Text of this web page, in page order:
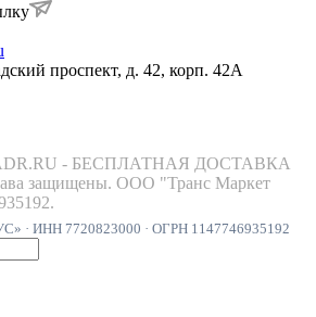
проспект, д. 42, корп. 42А
- БЕСПЛАТНАЯ ДОСТАВКА
защищены. ООО "Транс Маркет
· ИНН 7720823000 · ОГРН 1147746935192